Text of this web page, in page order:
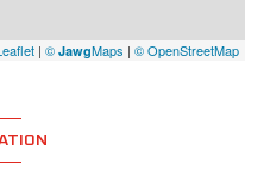
| © JawgMaps | © OpenStreetMap